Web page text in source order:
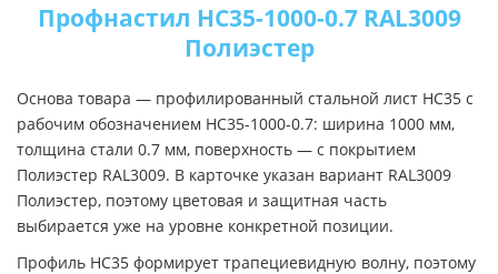
Профнастил НС35-1000-0.7 RAL3009
Полиэстер
Основа товара — профилированный стальной лист НС35 с
рабочим обозначением НС35-1000-0.7: ширина 1000 мм,
толщина стали 0.7 мм, поверхность — с покрытием
Полиэстер RAL3009. В карточке указан вариант RAL3009
Полиэстер, поэтому цветовая и защитная часть
выбирается уже на уровне конкретной позиции.
Профиль НС35 формирует трапециевидную волну, поэтому